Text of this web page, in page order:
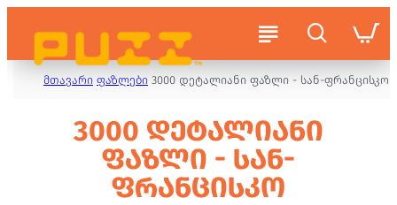
მთავარი ფაზლები 3000 დეტალიანი ფაზლი - სან-ფრანცისკო
3000 ᲓᲔᲢᲐᲚᲘᲐᲜᲘ
ᲤᲐᲖᲚᲘ - ᲡᲐᲜ-
ᲤᲠᲐᲜᲪᲘᲡᲙᲝ